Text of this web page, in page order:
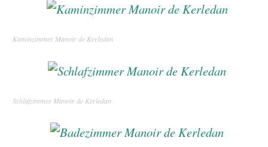
Kaminzimmer Manoir de Kerledan
Schlafzimmer Manoir de Kerledan